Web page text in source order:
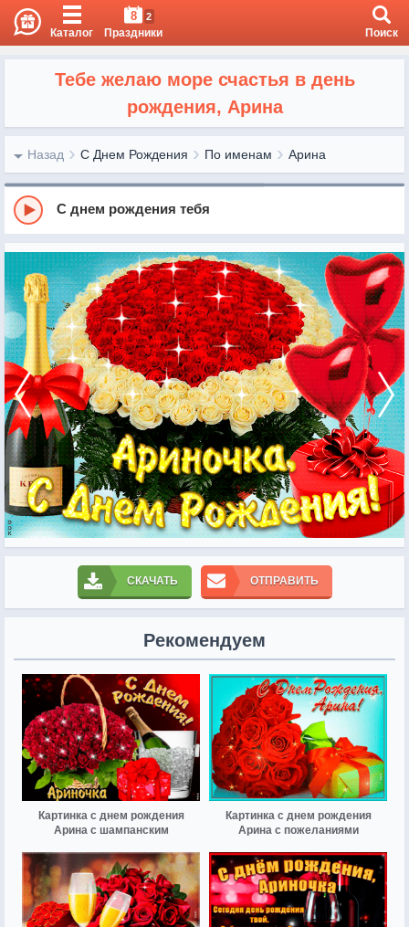
Каталог
8 2
Праздники Поиск
Тебе желаю море счастья в день
рождения, Арина
Назад С Днем Рождения По именам Арина
С днем рождения тебя
СКАЧАТЬ ОТПРАВИТЬ
Рекомендуем
Картинка с днем рождения
Арина с шампанским
Картинка с днем рождения
Арина с пожеланиями